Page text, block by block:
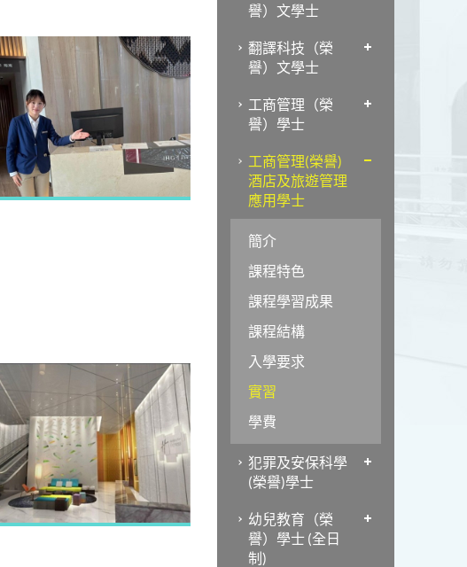
譽）文學士
翻譯科技（榮
譽）文學士
工商管理（榮
譽）學士
工商管理(榮譽)
酒店及旅遊管理
應用學士
簡介
課程特色
課程學習成果
課程結構
入學要求
實習
學費
犯罪及安保科學
(榮譽)學士
幼兒教育（榮
譽）學士 (全日
制)